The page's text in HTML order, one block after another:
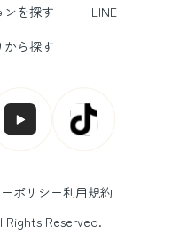
ンを探す
LINE
から探す
ポリシー利用規約
Reserved.